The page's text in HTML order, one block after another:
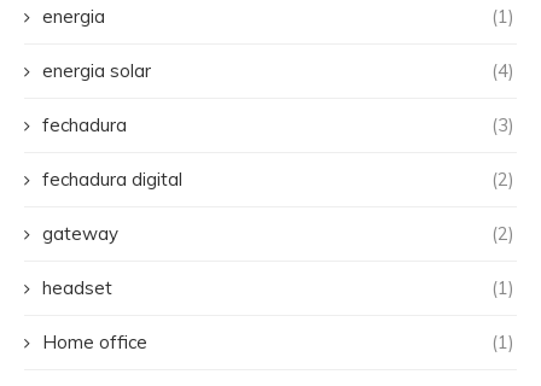
energia (1)
energia solar (4)
fechadura (3)
fechadura digital (2)
gateway (2)
headset (1)
Home office (1)